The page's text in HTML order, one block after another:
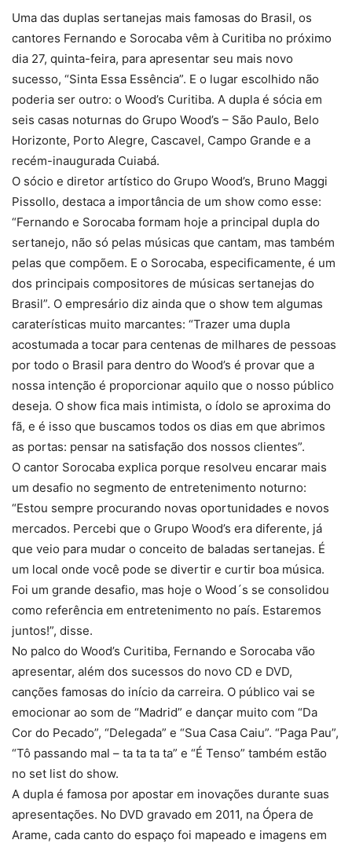
Uma das duplas sertanejas mais famosas do Brasil, os
cantores Fernando e Sorocaba vêm à Curitiba no próximo
dia 27, quinta-feira, para apresentar seu mais novo
sucesso, “Sinta Essa Essência”. E o lugar escolhido não
poderia ser outro: o Wood’s Curitiba. A dupla é sócia em
seis casas noturnas do Grupo Wood’s – São Paulo, Belo
Horizonte, Porto Alegre, Cascavel, Campo Grande e a
recém-inaugurada Cuiabá.
O sócio e diretor artístico do Grupo Wood’s, Bruno Maggi
Pissollo, destaca a importância de um show como esse:
“Fernando e Sorocaba formam hoje a principal dupla do
sertanejo, não só pelas músicas que cantam, mas também
pelas que compõem. E o Sorocaba, especificamente, é um
dos principais compositores de músicas sertanejas do
Brasil”. O empresário diz ainda que o show tem algumas
caraterísticas muito marcantes: “Trazer uma dupla
acostumada a tocar para centenas de milhares de pessoas
por todo o Brasil para dentro do Wood’s é provar que a
nossa intenção é proporcionar aquilo que o nosso público
deseja. O show fica mais intimista, o ídolo se aproxima do
fã, e é isso que buscamos todos os dias em que abrimos
as portas: pensar na satisfação dos nossos clientes”.
O cantor Sorocaba explica porque resolveu encarar mais
um desafio no segmento de entretenimento noturno:
“Estou sempre procurando novas oportunidades e novos
mercados. Percebi que o Grupo Wood’s era diferente, já
que veio para mudar o conceito de baladas sertanejas. É
um local onde você pode se divertir e curtir boa música.
Foi um grande desafio, mas hoje o Wood´s se consolidou
como referência em entretenimento no país. Estaremos
juntos!”, disse.
No palco do Wood’s Curitiba, Fernando e Sorocaba vão
apresentar, além dos sucessos do novo CD e DVD,
canções famosas do início da carreira. O público vai se
emocionar ao som de “Madrid” e dançar muito com “Da
Cor do Pecado”, “Delegada” e “Sua Casa Caiu”. “Paga Pau”,
“Tô passando mal – ta ta ta ta” e “É Tenso” também estão
no set list do show.
A dupla é famosa por apostar em inovações durante suas
apresentações. No DVD gravado em 2011, na Ópera de
Arame, cada canto do espaço foi mapeado e imagens em